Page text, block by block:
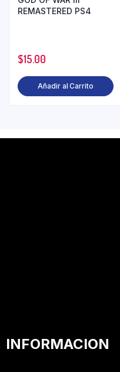
REMASTERED PS4
$15.00
Añadir al Carrito
INFORMACION